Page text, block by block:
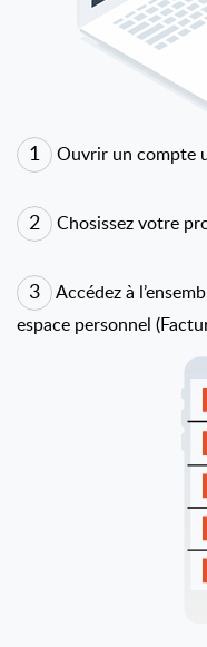
1 Ouvrir un compte
2 Chosissez votre
3
Accédez à
espace personnel